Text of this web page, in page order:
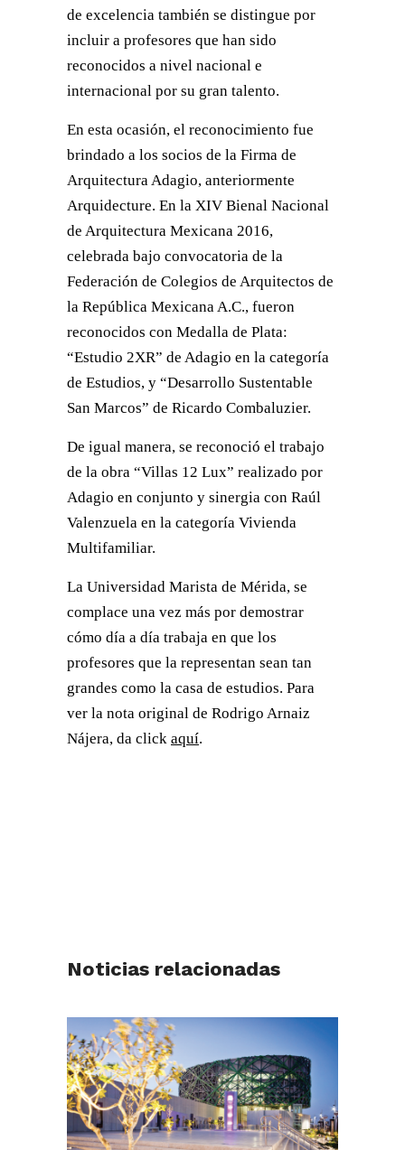
de excelencia también se distingue por
incluir a profesores que han sido
reconocidos a nivel nacional e
internacional por su gran talento.
En esta ocasión, el reconocimiento fue
brindado a los socios de la Firma de
Arquitectura Adagio, anteriormente
Arquidecture. En la XIV Bienal Nacional
de Arquitectura Mexicana 2016,
celebrada bajo convocatoria de la
Federación de Colegios de Arquitectos de
la República Mexicana A.C., fueron
reconocidos con Medalla de Plata:
“Estudio 2XR” de Adagio en la categoría
de Estudios, y “Desarrollo Sustentable
San Marcos” de Ricardo Combaluzier.
De igual manera, se reconoció el trabajo
de la obra “Villas 12 Lux” realizado por
Adagio en conjunto y sinergia con Raúl
Valenzuela en la categoría Vivienda
Multifamiliar.
La Universidad Marista de Mérida, se
complace una vez más por demostrar
cómo día a día trabaja en que los
profesores que la representan sean tan
grandes como la casa de estudios. Para
ver la nota original de Rodrigo Arnaiz
Nájera, da click aquí.
Noticias relacionadas